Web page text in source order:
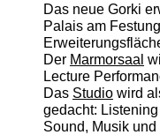
Das neue Gorki
Palais am
Der Marmorsaal
Lecture
Das Studiowird
gedacht:
Sound, Musik